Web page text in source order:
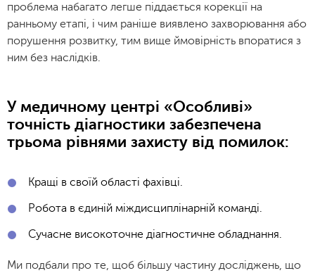
проблема набагато легше піддається корекції на
ранньому етапі, і чим раніше виявлено захворювання або
порушення розвитку, тим вище ймовірність впоратися з
ним без наслідків.
У медичному центрі «Особливі»
точність діагностики забезпечена
трьома рівнями захисту від помилок:
Кращі в своїй області фахівці.
Робота в єдиній міждисциплінарній команді.
Сучасне високоточне діагностичне обладнання.
Ми подбали про те, щоб більшу частину досліджень, що